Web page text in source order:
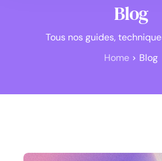
Blog
Tous nos guides,
Home
Blog